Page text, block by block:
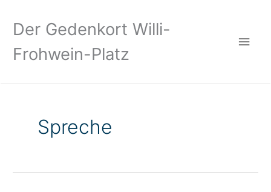
Inhalt
springen
Der Gedenkort Willi-
Frohwein-Platz
Spreche